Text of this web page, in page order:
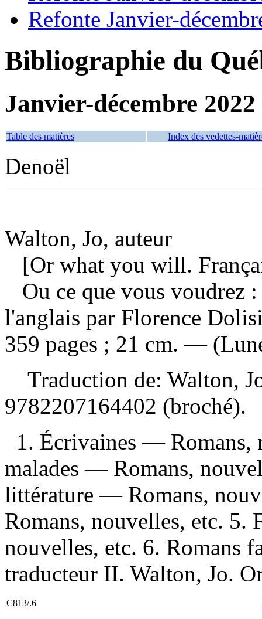
Refonte Janvier-
Bibliographie du
Janvier-décembre 2022
Table des matières Index des vedettes-
Denoël
Walton, Jo, auteur
[Or what you will.
Ou ce que vous voudrez
l'anglais par Florence
359 pages ; 21 cm. —
Traduction de: Walton,
9782207164402 (broché).
1. Écrivaines — Romans,
malades — Romans,
littérature — Romans,
Romans, nouvelles, etc.
nouvelles, etc. 6. Romans
traducteur II. Walton, Jo.
C813/.6